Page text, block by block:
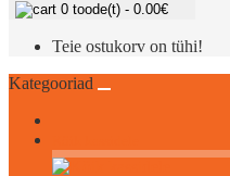
0 toode(t) - 0.00€
Teie ostukorv on tühi!
Kategooriad